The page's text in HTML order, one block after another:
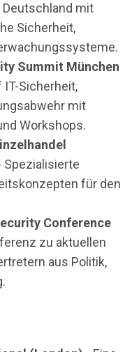
mit
Sicherheit,
Summit München
Sicherheit,
mit
Workshops.
Spezialisierte
für den
Conference
zu aktuellen
aus Politik,